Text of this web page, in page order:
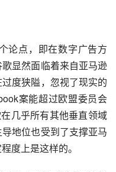
论点，即在数字广告方
显然面临着来自亚马逊
度狭隘，忽视了现实的
案能超过欧盟委员会
几乎所有其他垂直领域
地位也受到了支撑亚马
度上是这样的。